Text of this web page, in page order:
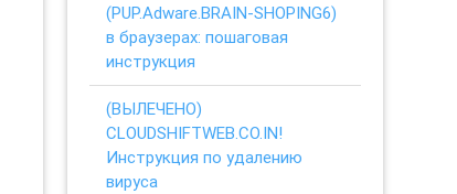
(PUP.Adware.BRAIN-SHOPING6)
в браузерах: пошаговая
инструкция
(ВЫЛЕЧЕНО)
CLOUDSHIFTWEB.CO.IN!
Инструкция по удалению
вируса